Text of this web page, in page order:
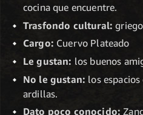
cocina que encuentre.
Trasfondo cultural:
Cargo: Cuervo Plateado
Le gustan: los buenos
No le gustan: los
ardillas.
Dato poco conocido: